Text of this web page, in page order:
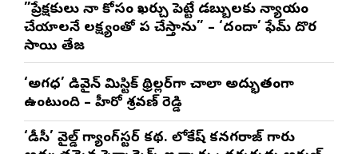
”ప్రేక్షకులు నా కోసం ఖర్చు పెట్టే డబ్బులకు న్యాయం
చేయాలనే లక్ష్యంతో పని చేస్తాను” – ‘దందా’ ఫేమ్ దొర
సాయి తేజ
‘అగధ’ డివైన్ మిస్టిక్ థ్రిల్లర్‌గా చాలా అద్భుతంగా
ఉంటుంది – హీరో శ్రవణ్ రెడ్డి
‘డీసీ’ వైల్డ్ గ్యాంగ్‌స్టర్ కథ. లోకేష్ కనగరాజ్ గారు